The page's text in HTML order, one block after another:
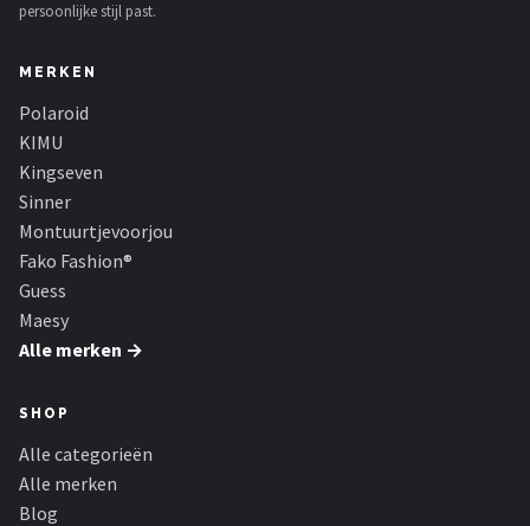
persoonlijke stijl past.
MERKEN
Polaroid
KIMU
Kingseven
Sinner
Montuurtjevoorjou
Fako Fashion®
Guess
Maesy
Alle merken →
SHOP
Alle categorieën
Alle merken
Blog